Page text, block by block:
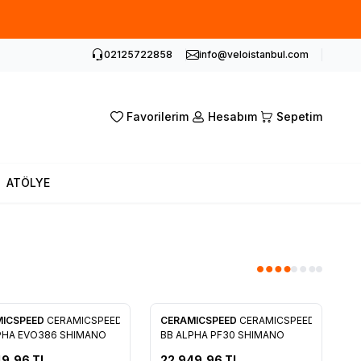
02125722858 info@veloistanbul.com
Favorilerim Hesabım Sepetim
ATÖLYE
Ekle
CERAMICSPEED
EVO386 SHIMANO
Favorilere Ekle
CERAMICSPEED CERAMICSPEED
BB ALPHA PF30 SHIMANO